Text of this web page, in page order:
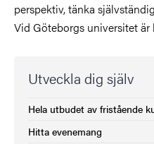
perspektiv, tänka
Vid Göteborgs universitet
Utveckla dig själv
Hela utbudet av fristående
(Extern länk)
Hitta evenemang
(Extern länk)